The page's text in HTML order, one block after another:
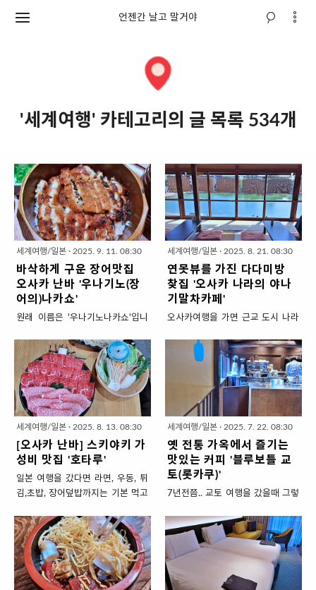
언젠간 날고 말거야
'세계여행' 카테고리의 글 목록 534개
세계여행/일본 · 2025. 9. 11. 08:30
바삭하게 구운 장어맛집
오사카 난바 '우나기노(장
어의)나카쇼'
원래 이름은 '우나기노나카쇼'입니
쇼'라고 표현합니다.우나기(=장어),
노(~의)라는 뜻이라 반만 한국어로
해석한 같은 말입니다.일본 여행을
가면 꼭 먹고 오는 것이 '장어덮
밥'인데요.제가 사는 시골에서 장어
덮밥을 먹기 어렵기도 하고 질리지
이기 때문입니다.'질린다....'라고 해
서 제가 입이 짧은 사람은 아니고밑
반찬이라고는 단무지 하나도 안주
는 일본 식당에서 오로지 요리 한그
고요.그런데 '장어 덮밥' 메뉴 중에
국물(다시)에 말아먹는 '히츠마부
시'가 있습니다.밑반찬도 좀 나오고
장어 덮밥을 먹다가 국물에 말아먹
기도 하니 질리지가 않아요.물론....
세계여행/일본 · 2025. 8. 21. 08:30
연못뷰를 가진 다다미방
찾집 '오사카 나라의 야나
기말차카페'
오사카여행을 가면 근교 도시 나라
토처럼 고즈넉하면서 전통적인 볼
거리가 많은 곳이 '나라'입니다.세계
에서 가장 큰 목조건물 '도다이지',
카리스마 넘치는 '고후쿠지 목탑',
인사동+한옥마을과 같은 사루사와
연못 주변 마을...이 모든 관광지가
럼 이동의 부담없이.. 당일치기로 매
력을 다 볼 수 있어요.대신 대략
3Km를 걷고 또 걸어야하는 대가가
필요합니다.그.. 대가 끝에 갬성 가
천합니다.나라여행의 시작점인 '긴
테츠나라역'에서 도보 5분이면 닿
는 사루사와연못.연못이 내려다보
이닌 언덕에 뜬금없이 있는 소박한
찻집하나.'야나기 말차카페'입니다.
세계여행/일본 · 2025. 8. 13. 08:30
[오사카 난바] 스키야키 가
성비 맛집 '호타루'
일본 여행을 갔다면 라면, 우동, 튀
김,초밥, 장어덮밥까지는 기본 먹고
대로 차려서 먹고 싶을 땐 '스키야
키' 먹어야죠.'스키야키 ' 얇은 소고
기와 두부, 각종 야채를 팬에 구워
먹는 요리로간장과 설탕으로 진하
게 맛을 내서 날 달걀에 찍어 먹는
세계여행/일본 · 2025. 7. 22. 08:30
옛 전통 가옥에서 즐기는
맛있는 커피 '블루보틀 교
토(롯카쿠)'
7년전쯤.. 교토 여행을 갔을때 그렇
고 못하고 온게 아쉬웠습니다.이제
는 한국에도 생겨서 인기가 시들해
졌지만 그때는 교토에 간다면 오픈
런해야 겨우 맛볼 수 있는 커피집이
었습니다.올해 다시 교토에 갔을때